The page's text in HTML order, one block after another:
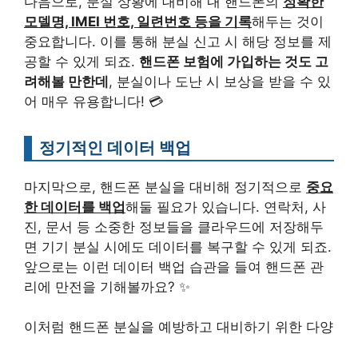
모델명, IMEI 번호, 일련번호 등을 기록해두는 것이
중요합니다. 이를 통해 분실 신고 시 해당 정보를 제
공할 수 있게 되죠. 핸드폰 보험에 가입하는 것도 고
려해볼 만한데, 분실이나 도난 시 보상을 받을 수 있
어 매우 유용합니다! 💳
정기적인 데이터 백업
마지막으로, 핸드폰 분실을 대비해 정기적으로 중요
한 데이터를 백업해둘 필요가 있습니다. 연락처, 사
진, 문서 등 소중한 정보들을 클라우드에 저장해두
면 기기 분실 시에도 데이터를 복구할 수 있게 되죠.
앞으로는 이런 데이터 백업 습관을 들여 핸드폰 관
리에 만전을 기해볼까요? ✨
이처럼 핸드폰 분실을 예방하고 대비하기 위한 다양